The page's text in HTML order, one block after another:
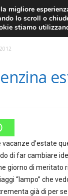
FOREX NEWS
DOLLARO
d’estate
di far cambiare
giorno di meritato
“lampo” che
già di per
migliore
lo scroll o
stiamo